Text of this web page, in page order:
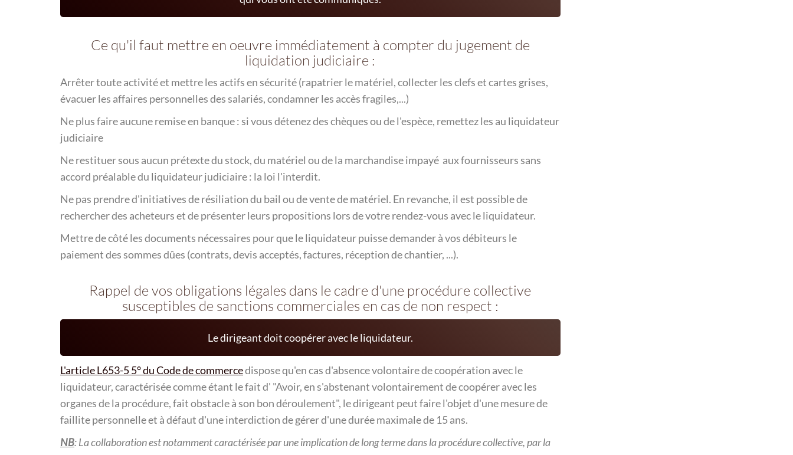
Ce qu'il faut mettre en oeuvre immédiatement à compter du jugement de
liquidation judiciaire :
Arrêter toute activité et mettre les actifs en sécurité (rapatrier le matériel, collecter les clefs et cartes grises,
évacuer les affaires personnelles des salariés, condamner les accès fragiles,...)
Ne plus faire aucune remise en banque : si vous détenez des chèques ou de l'espèce, remettez les au liquidateur
judiciaire
Ne restituer sous aucun prétexte du stock, du matériel ou de la marchandise impayé aux fournisseurs sans
accord préalable du liquidateur judiciaire : la loi l'interdit.
Ne pas prendre d'initiatives de résiliation du bail ou de vente de matériel. En revanche, il est possible de
rechercher des acheteurs et de présenter leurs propositions lors de votre rendez-vous avec le liquidateur.
Mettre de côté les documents nécessaires pour que le liquidateur puisse demander à vos débiteurs le
paiement des sommes dûes (contrats, devis acceptés, factures, réception de chantier, ...).
Rappel de vos obligations légales dans le cadre d'une procédure collective
susceptibles de sanctions commerciales en cas de non respect :
Le dirigeant doit coopérer avec le liquidateur.
L'article L653-5 5° du Code de commercedispose qu'en cas d'absence volontaire de coopération avec le
liquidateur, caractérisée comme étant le fait d' "Avoir, en s'abstenant volontairement de coopérer avec les
organes de la procédure, fait obstacle à son bon déroulement", le dirigeant peut faire l'objet d'une mesure de
faillite personnelle et à défaut d'une interdiction de gérer d'une durée maximale de 15 ans.
NB: La collaboration est notamment caractérisée par une implication de long terme dans la procédure collective, par la